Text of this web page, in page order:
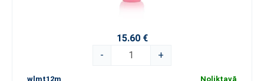
15.60 €
-
+
wlmt12m Noliktavā